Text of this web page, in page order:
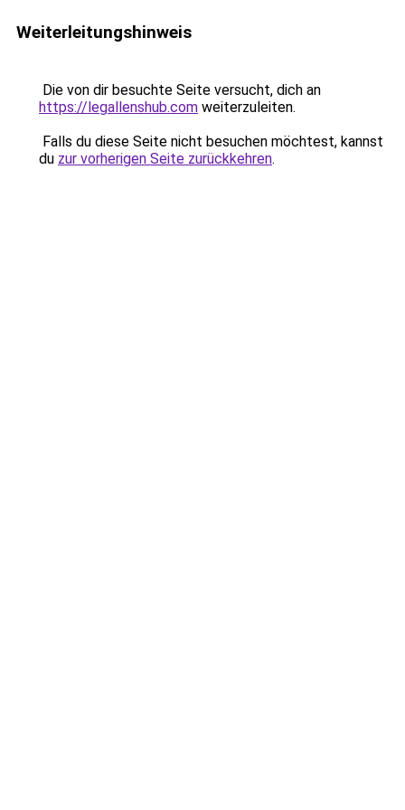
Weiterleitungshinweis
Die von dir besuchte Seite versucht, dich an
https://legallenshub.com weiterzuleiten.
Falls du diese Seite nicht besuchen möchtest, kannst
du zur vorherigen Seite zurückkehren.